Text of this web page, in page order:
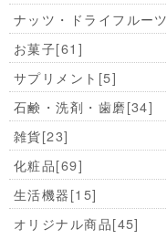
ナッツ・ドライフルーツ
お菓子[61]
サプリメント [5]
石鹸・洗剤・歯磨[34]
雑貨[23]
化粧品[69]
生活機器[15]
オリジナル商品[45]